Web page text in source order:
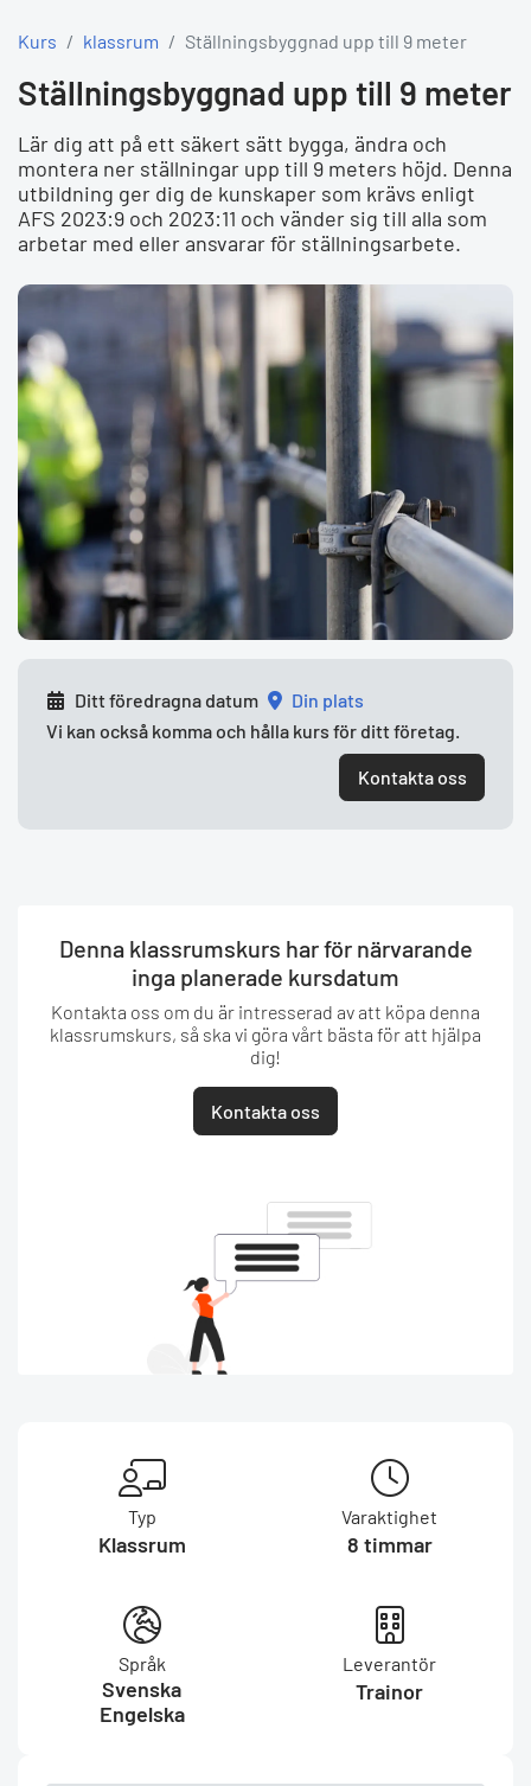
Kurs klassrum Ställningsbyggnad upp till 9 meter
Ställningsbyggnad upp till 9 meter
Lär dig att på ett säkert sätt bygga, ändra och
montera ner ställningar upp till 9 meters höjd. Denna
utbildning ger dig de kunskaper som krävs enligt
AFS 2023:9 och 2023:11 och vänder sig till alla som
arbetar med eller ansvarar för ställningsarbete.
Ditt föredragna datum
din plats
Vi kan också komma och hålla kurs för ditt företag.
Kontakta oss
Denna klassrumskurs har för närvarande
inga planerade kursdatum
Kontakta oss om du är intresserad av att köpa denna
klassrumskurs, så ska vi göra vårt bästa för att hjälpa
dig!
Kontakta oss
Typ
Klassrum
Varaktighet
8 timmar
Språk
Svenska
Engelska
Leverantör
Trainor